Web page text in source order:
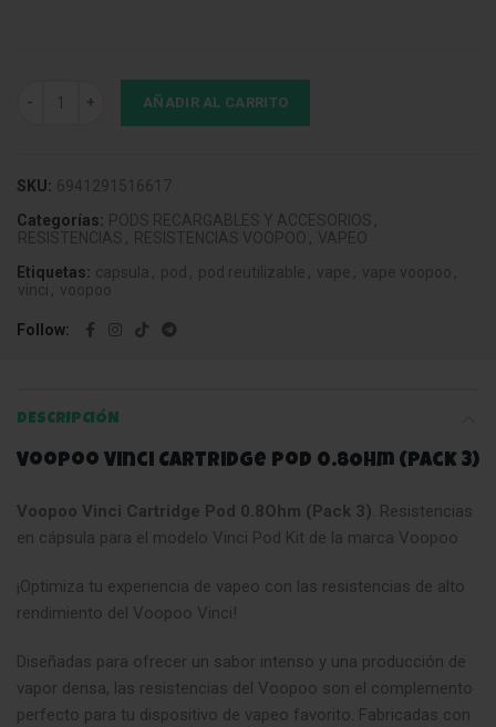
Voopoo Vinci Cartridge Pod 0.8Ohm (Pack 3) cantidad
AÑADIR AL CARRITO
SKU: 6941291516617
Categorías: PODS RECARGABLES Y ACCESORIOS ,
RESISTENCIAS , RESISTENCIAS VOOPOO , VAPEO
Etiquetas: capsula , pod , pod reutilizable , vape , vape voopoo ,
vinci , voopoo
Follow
DESCRIPCIÓN
Voopoo Vinci Cartridge Pod 0.8Ohm (Pack 3)
Voopoo Vinci Cartridge Pod 0.8Ohm (Pack 3). Resistencias
en cápsula para el modelo Vinci Pod Kit de la marca Voopoo
¡Optimiza tu experiencia de vapeo con las resistencias de alto
rendimiento del Voopoo Vinci!
Diseñadas para ofrecer un sabor intenso y una producción de
vapor densa, las resistencias del Voopoo son el complemento
perfecto para tu dispositivo de vapeo favorito. Fabricadas con